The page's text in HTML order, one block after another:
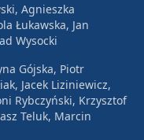
Agnieszka
Łukawska, Jan
Wysocki
Gójska, Piotr
Jacek Liziniewicz,
Rybczyński, Krzysztof
Teluk, Marcin